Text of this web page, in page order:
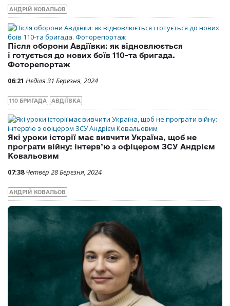
АНДРІЙ КОВАЛЬОВ
Після оборони Авдіївки: як відновлюється
і готується до нових боїв 110-та бригада.
Фоторепортаж
06:21 Неділя 31 Березня, 2024
110 БРИГАДА АВДІЇВКА
Які уроки історії має вивчити Україна, щоб не
програти війну: інтерв’ю з офіцером ЗСУ Андрієм
Ковальовим
07:38 Четвер 28 Березня, 2024
АНДРІЙ КОВАЛЬОВ